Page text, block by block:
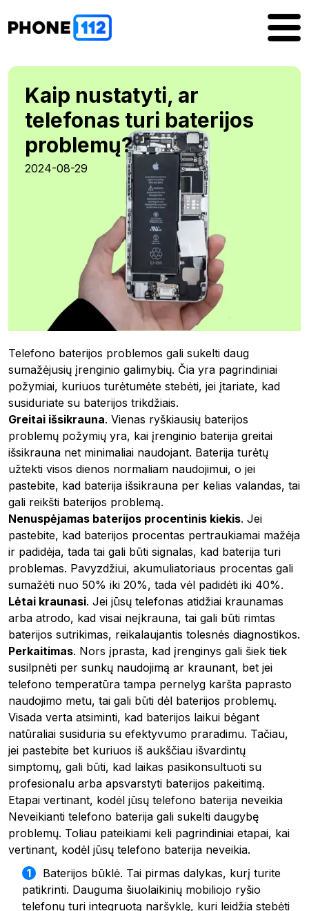
Kaip nustatyti, ar
telefonas turi baterijos
problemų?
2024-08-29
Telefono baterijos problemos gali sukelti daug
sumažėjusių įrenginio galimybių. Čia yra pagrindiniai
požymiai, kuriuos turėtumėte stebėti, jei įtariate, kad
susiduriate su baterijos trikdžiais.
Greitai išsikrauna. Vienas ryškiausių baterijos
problemų požymių yra, kai įrenginio baterija greitai
išsikrauna net minimaliai naudojant. Baterija turėtų
užtekti visos dienos normaliam naudojimui, o jei
pastebite, kad baterija išsikrauna per kelias valandas, tai
gali reikšti baterijos problemą.
Nenuspėjamas baterijos procentinis kiekis. Jei
pastebite, kad baterijos procentas pertraukiamai mažėja
ir padidėja, tada tai gali būti signalas, kad baterija turi
problemas. Pavyzdžiui, akumuliatoriaus procentas gali
sumažėti nuo 50% iki 20%, tada vėl padidėti iki 40%.
Lėtai kraunasi. Jei jūsų telefonas atidžiai kraunamas
arba atrodo, kad visai neįkrauna, tai gali būti rimtas
baterijos sutrikimas, reikalaujantis tolesnės diagnostikos.
Perkaitimas. Nors įprasta, kad įrenginys gali šiek tiek
susilpnėti per sunkų naudojimą ar kraunant, bet jei
telefono temperatūra tampa pernelyg karšta paprasto
naudojimo metu, tai gali būti dėl baterijos problemų.
Visada verta atsiminti, kad baterijos laikui bėgant
natūraliai susiduria su efektyvumo praradimu. Tačiau,
jei pastebite bet kuriuos iš aukščiau išvardintų
simptomų, gali būti, kad laikas pasikonsultuoti su
profesionalu arba apsvarstyti baterijos pakeitimą.
Etapai vertinant, kodėl jūsų telefono baterija neveikia
Neveikianti telefono baterija gali sukelti daugybę
problemų. Toliau pateikiami keli pagrindiniai etapai, kai
vertinant, kodėl jūsų telefono baterija neveikia.
Baterijos būklė. Tai pirmas dalykas, kurį turite
patikrinti. Dauguma šiuolaikinių mobiliojo ryšio
telefonų turi integruotą naršyklę, kuri leidžia stebėti